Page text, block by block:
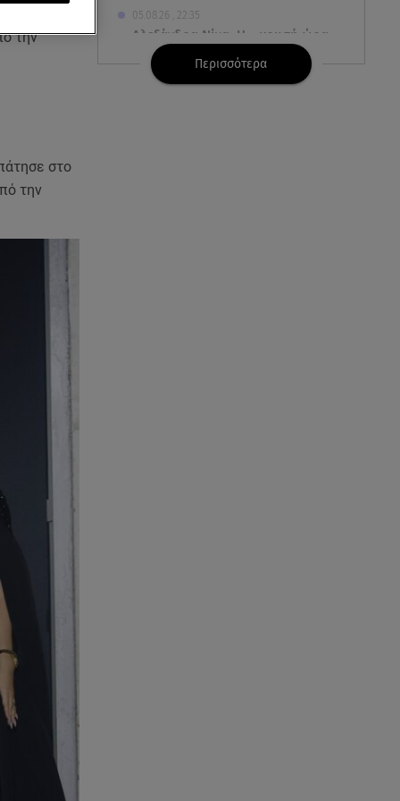
05.08.26 , 22:35
Αλεξάνδρα Νίκα: Η... χρυσή ώρα
στο σκάφος με την καλύτερη
παρέα!
Περισσότερα
την
στο
την